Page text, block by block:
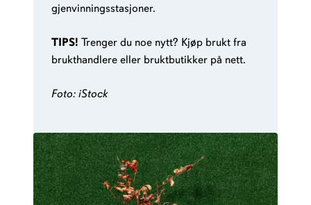
gjenvinningsstasjoner.
TIPS!Trenger du noe nytt? Kjøp brukt fra
brukthandlere eller bruktbutikker på nett.
Foto: iStock